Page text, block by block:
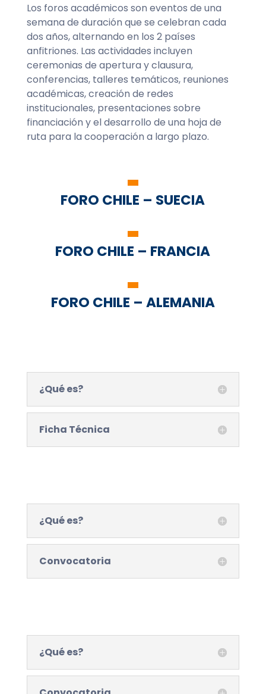
Los foros académicos son eventos de una
semana de duración que se celebran cada
dos años, alternando en los 2 países
anfitriones. Las actividades incluyen
ceremonias de apertura y clausura,
conferencias, talleres temáticos, reuniones
académicas, creación de redes
institucionales, presentaciones sobre
financiación y el desarrollo de una hoja de
ruta para la cooperación a largo plazo.
FORO CHILE – SUECIA
FORO CHILE – FRANCIA
FORO CHILE – ALEMANIA
¿Qué es?
Ficha Técnica
¿Qué es?
Convocatoria
¿Qué es?